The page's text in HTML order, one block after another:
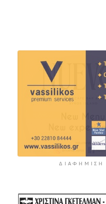
ΔΙΑΦΉΜΙΣΗ